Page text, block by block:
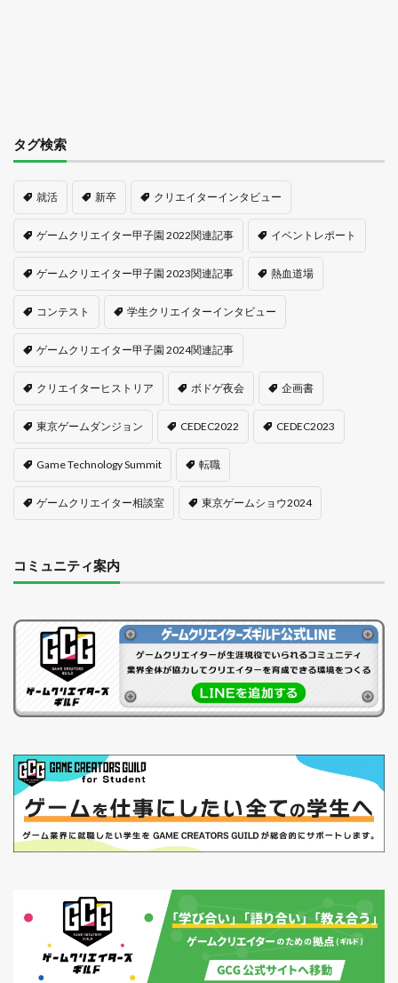
タグ検索
就活 新卒 クリエイターインタビュー
ゲームクリエイター甲子園 2022関連記事 イベントレポート
ゲームクリエイター甲子園 2023関連記事 熱血道場
コンテスト 学生クリエイターインタビュー
ゲームクリエイター甲子園 2024関連記事
クリエイターヒストリア ボドゲ夜会 企画書
東京ゲームダンジョン CEDEC2022 CEDEC2023
Game Technology Summit 転職
ゲームクリエイター相談室 東京ゲームショウ2024
コミュニティ案内